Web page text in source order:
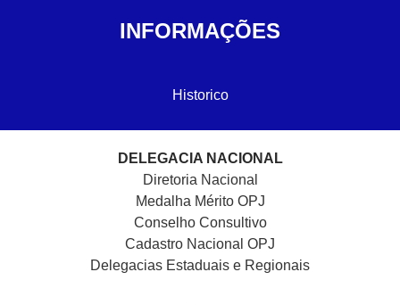
INFORMAÇÕES
Historico
DELEGACIA NACIONAL
Diretoria Nacional
Medalha Mérito OPJ
Conselho Consultivo
Cadastro Nacional OPJ
Delegacias Estaduais e Regionais